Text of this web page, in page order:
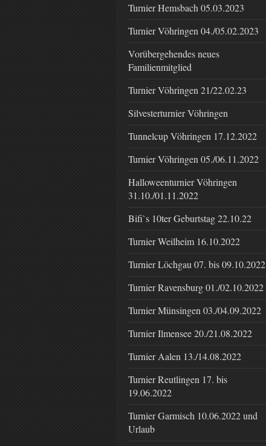
Turnier Hemsbach 05.03.2023
Turnier Vöhringen 04./05.02.2023
Vorübergehendes neues
Familienmitglied
Turnier Vöhringen 21/22.02.23
Silvesterturnier Vöhringen
Tunnelcup Vöhringen 17.12.2022
Turnier Vöhringen 05./06.11.2022
Halloweenturnier Vöhringen
31.10./01.11.2022
Bifi`s 10ter Geburtstag 22.10.22
Turnier Weilheim 16.10.2022
Turnier Löchgau 07. bis 09.10.2022
Turnier Ravensburg 01./02.10.2022
Turnier Münsingen 03./04.09.2022
Turnier Ilmensee 20./21.08.2022
Turnier Aalen 13./14.08.2022
Turnier Reutlingen 17. bis
19.06.2022
Turnier Garmisch 10.06.2022 und
Urlaub